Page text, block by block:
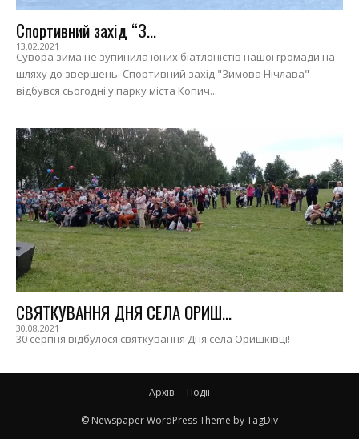
Спортивний захід “З...
13.02.2021
Сувора зима не зупинила юних біатлоністів нашої громади на
шляху до звершень. Спортивний захід "Зимова Нічлава"
відбувся сьогодні у парку міста Копич...
СВЯТКУВАННЯ ДНЯ СЕЛА ОРИШ...
30.08.2021
30 серпня відбулося святкування Дня села Оришківці!
Архів Події
© Newspaper WordPress Theme by TagDiv